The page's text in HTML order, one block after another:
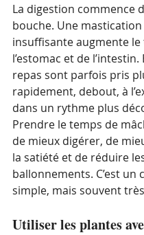
La digestion commence
bouche. Une mastication
insuffisante augmente le
l’estomac et de l’intestin.
repas sont parfois pris
rapidement, debout, à
dans un rythme plus
Prendre le temps de
de mieux digérer, de
la satiété et de réduire
ballonnements. C’est un
simple, mais souvent
Utiliser les plantes